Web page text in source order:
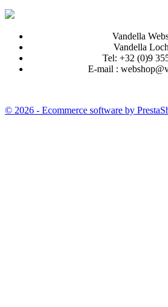
Vandella
Vandella
Tel: +32 (0)9
E-mail :
© 2026 - Ecommerce software by